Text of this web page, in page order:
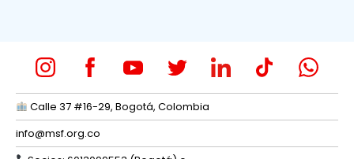
Calle 37 #16-29, Bogotá, Colombia
info@msf.org.co